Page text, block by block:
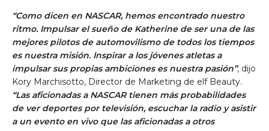
“Como dicen en NASCAR, hemos encontrado nuestro
ritmo. Impulsar el sueño de Katherine de ser una de las
mejores pilotos de automovilismo de todos los tiempos
es nuestra misión. Inspirar a los jóvenes atletas a
impulsar sus propias ambiciones es nuestra pasión”, dijo
Kory Marchisotto, Director de Marketing de elf Beauty.
“Las aficionadas a NASCAR tienen más probabilidades
de ver deportes por televisión, escuchar la radio y asistir
a un evento en vivo que las aficionadas a otros